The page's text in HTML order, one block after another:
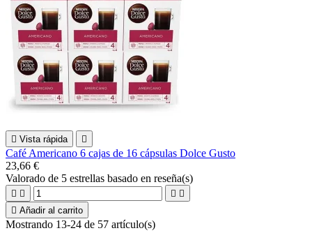
 Vista rápida 
Café Americano 6 cajas de 16 cápsulas Dolce Gusto
23,66 €
Valorado de 5 estrellas basado en reseña(s)
   
 Añadir al carrito
Mostrando 13-24 de 57 artículo(s)